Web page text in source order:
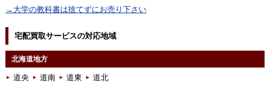
→大学の教科書は捨てずにお売り下さい
宅配買取サービスの対応地域
北海道地方
道央 道南 道東 道北